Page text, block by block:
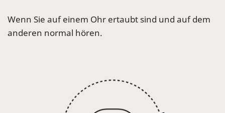
Wenn Sie auf einem Ohr ertaubt sind und auf dem
anderen normal hören.